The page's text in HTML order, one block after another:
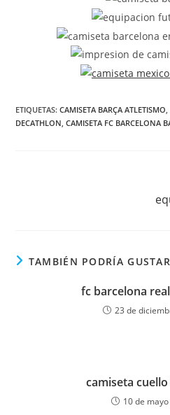
ETIQUETAS:CAMISETA BARÇA ATLETISMO,
DECATHLON, CAMISETA FC BARCELONA
TAMBIÉN PODRÍA
fc barcelona
23 de
camiseta
10 de